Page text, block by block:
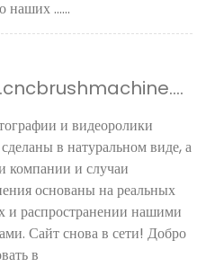
наших ......
в сетии видеоролики
в натуральном виде, а
компании и случаи
основаны на реальных
и распространении нашими
Сайт снова в сети! Добро
в